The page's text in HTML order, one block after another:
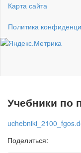
Карта сайта
Политика
Учебники по
Поделиться: